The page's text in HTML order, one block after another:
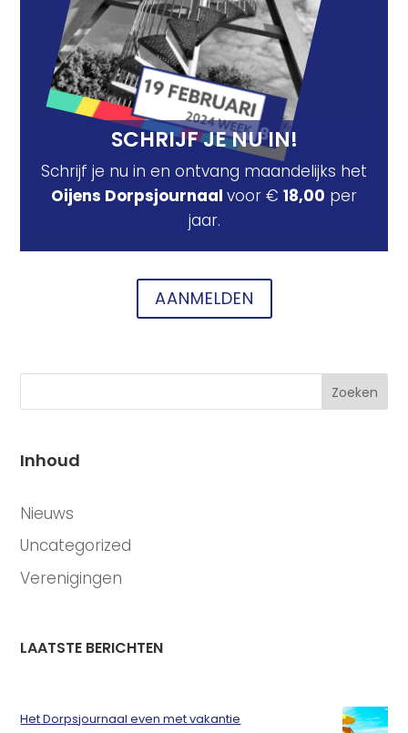
SCHRIJF JE NU IN!
Schrijf je nu in en ontvang maandelijks het
Oijens Dorpsjournaal voor € 18,00 per
jaar.
AANMELDEN
Zoeken
Inhoud
Nieuws
Uncategorized
Verenigingen
LAATSTE BERICHTEN
Het Dorpsjournaal even met vakantie